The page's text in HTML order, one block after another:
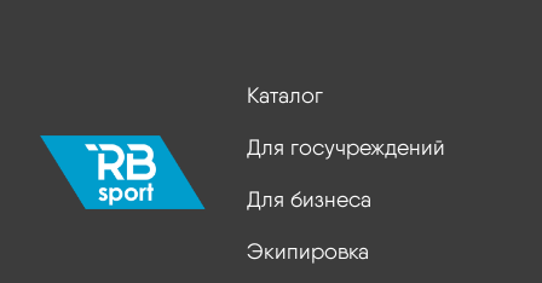
Каталог
Для госучреждений
Для бизнеса
Экипировка